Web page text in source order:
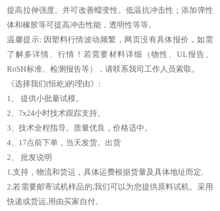
提高拉伸强度。并可改善蠕变性。低温抗冲击性；添加弹性
体和橡胶等可提高冲击性能，透明性等等。
温馨提示: 因塑料行情波动频繁，网页没有具体报价，如需
了解多详情、行情！若需要材料详细（物性、 UL报告、
RoSH标准、检测报告等），请联系我司工作人员索取。
《选择我们(恒屹)的理由》 :
1
、 提供小批量试模。
2
7x24小时技术跟踪支持。
3 、技术全程指导。质量优良，价格适中。
4
17点前下单，当天发货。出货
2 、 批发说明
1.支持，物流和货运，具体运费根据货量及具体地址而定.
2.若需要邮寄试机样品的,我们可以为您提供原料试机。采用
快递或货运,用由买家自付。